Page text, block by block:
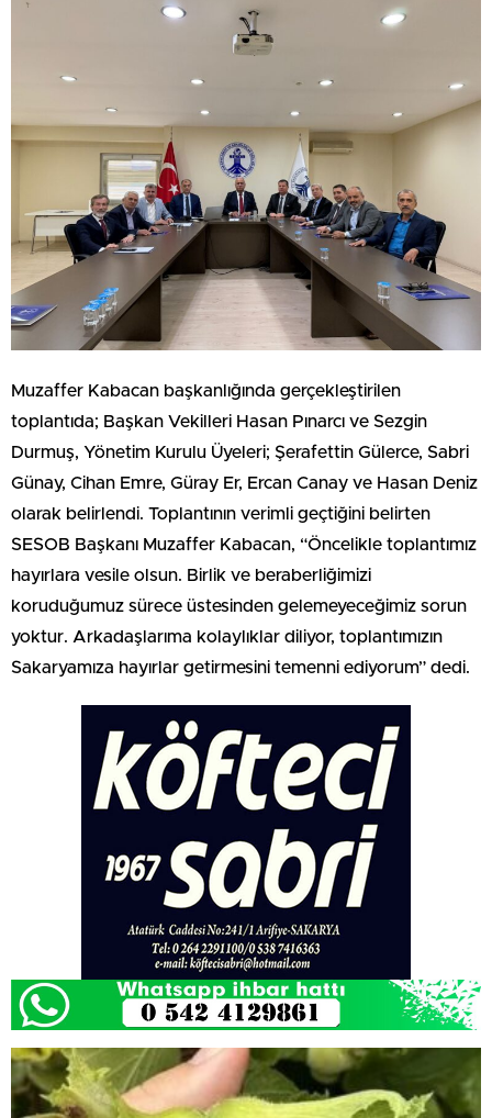
Muzaffer Kabacan başkanlığında gerçekleştirilen
toplantıda; Başkan Vekilleri Hasan Pınarcı ve Sezgin
Durmuş, Yönetim Kurulu Üyeleri; Şerafettin Gülerce, Sabri
Günay, Cihan Emre, Güray Er, Ercan Canay ve Hasan Deniz
olarak belirlendi. Toplantının verimli geçtiğini belirten
SESOB Başkanı Muzaffer Kabacan, “Öncelikle toplantımız
hayırlara vesile olsun. Birlik ve beraberliğimizi
koruduğumuz sürece üstesinden gelemeyeceğimiz sorun
yoktur. Arkadaşlarıma kolaylıklar diliyor, toplantımızın
Sakaryamıza hayırlar getirmesini temenni ediyorum” dedi.